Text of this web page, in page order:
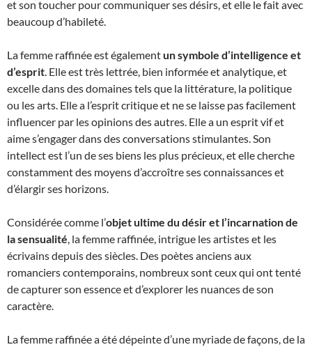
et son toucher pour communiquer ses désirs, et elle le fait avec
beaucoup d’habileté.
La femme raffinée est égalementun symbole d’intelligence et
d’esprit. Elle est très lettrée, bien informée et analytique, et
excelle dans des domaines tels que la littérature, la politique
ou les arts. Elle a l’esprit critique et ne se laisse pas facilement
influencer par les opinions des autres. Elle a un esprit vif et
aime s’engager dans des conversations stimulantes. Son
intellect est l’un de ses biens les plus précieux, et elle cherche
constamment des moyens d’accroître ses connaissances et
d’élargir ses horizons.
Considérée comme l’objet ultime du désir et l’incarnation de
la sensualité, la femme raffinée, intrigue les artistes et les
écrivains depuis des siècles. Des poètes anciens aux
romanciers contemporains, nombreux sont ceux qui ont tenté
de capturer son essence et d’explorer les nuances de son
caractère.
La femme raffinée a été dépeinte d’une myriade de façons, de la